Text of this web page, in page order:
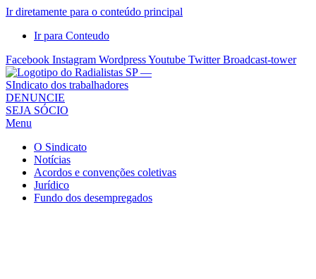
Ir diretamente para o conteúdo principal
Ir para Conteudo
Facebook Instagram WordpressYoutube Twitter Broadcast-tower
Sindicato
dos
Radialistas
São
Paulo
Sindicato
DENUNCIE
SEJA SÓCIO
Menu
O Sindicato
Notícias
Acordos e convenções coletivas
Jurídico
Fundo dos desempregados